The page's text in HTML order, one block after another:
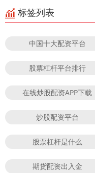
标签列表
中国十大配资平台
股票杠杆平台排行
在线炒股配资APP下载
炒股配资平台
股票杠杆是什么
期货配资出入金